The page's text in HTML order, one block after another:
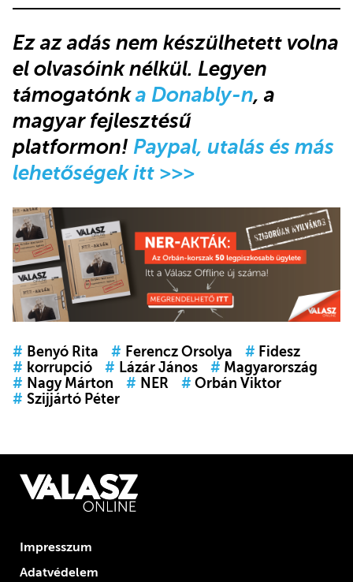
Ez az adás nem készülhetett volna
el olvasóink nélkül. Legyen
támogatónka Donably-n, a
magyar fejlesztésű
platformon! Paypal, utalás és más
lehetőségek itt >>>
# Benyó Rita # Ferencz Orsolya # Fidesz
# korrupció # Lázár János # Magyarország
# Nagy Márton # NER # Orbán Viktor
# Szijjártó Péter
Impresszum
Adatvédelem